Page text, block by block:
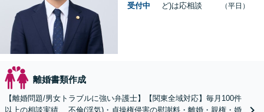
受付中
ど)は応相談
（平日）
離婚書類作成
【離婚問題/男女トラブルに強い弁護士】【関東全域対応】毎月100件
以上の相談実績、 不倫(浮気)・貞操権侵害の慰謝料・離婚・親権・婚